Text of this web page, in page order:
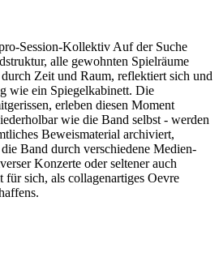
Session-Kollektiv Auf der Suche
alle gewohnten Spielräume
Zeit und Raum, reflektiert sich und
wie ein Spiegelkabinett. Die
erleben diesen Moment
wie die Band selbst - werden
Beweismaterial archiviert,
Band durch verschiedene Medien-
Konzerte oder seltener auch
für sich, als collagenartiges Oevre